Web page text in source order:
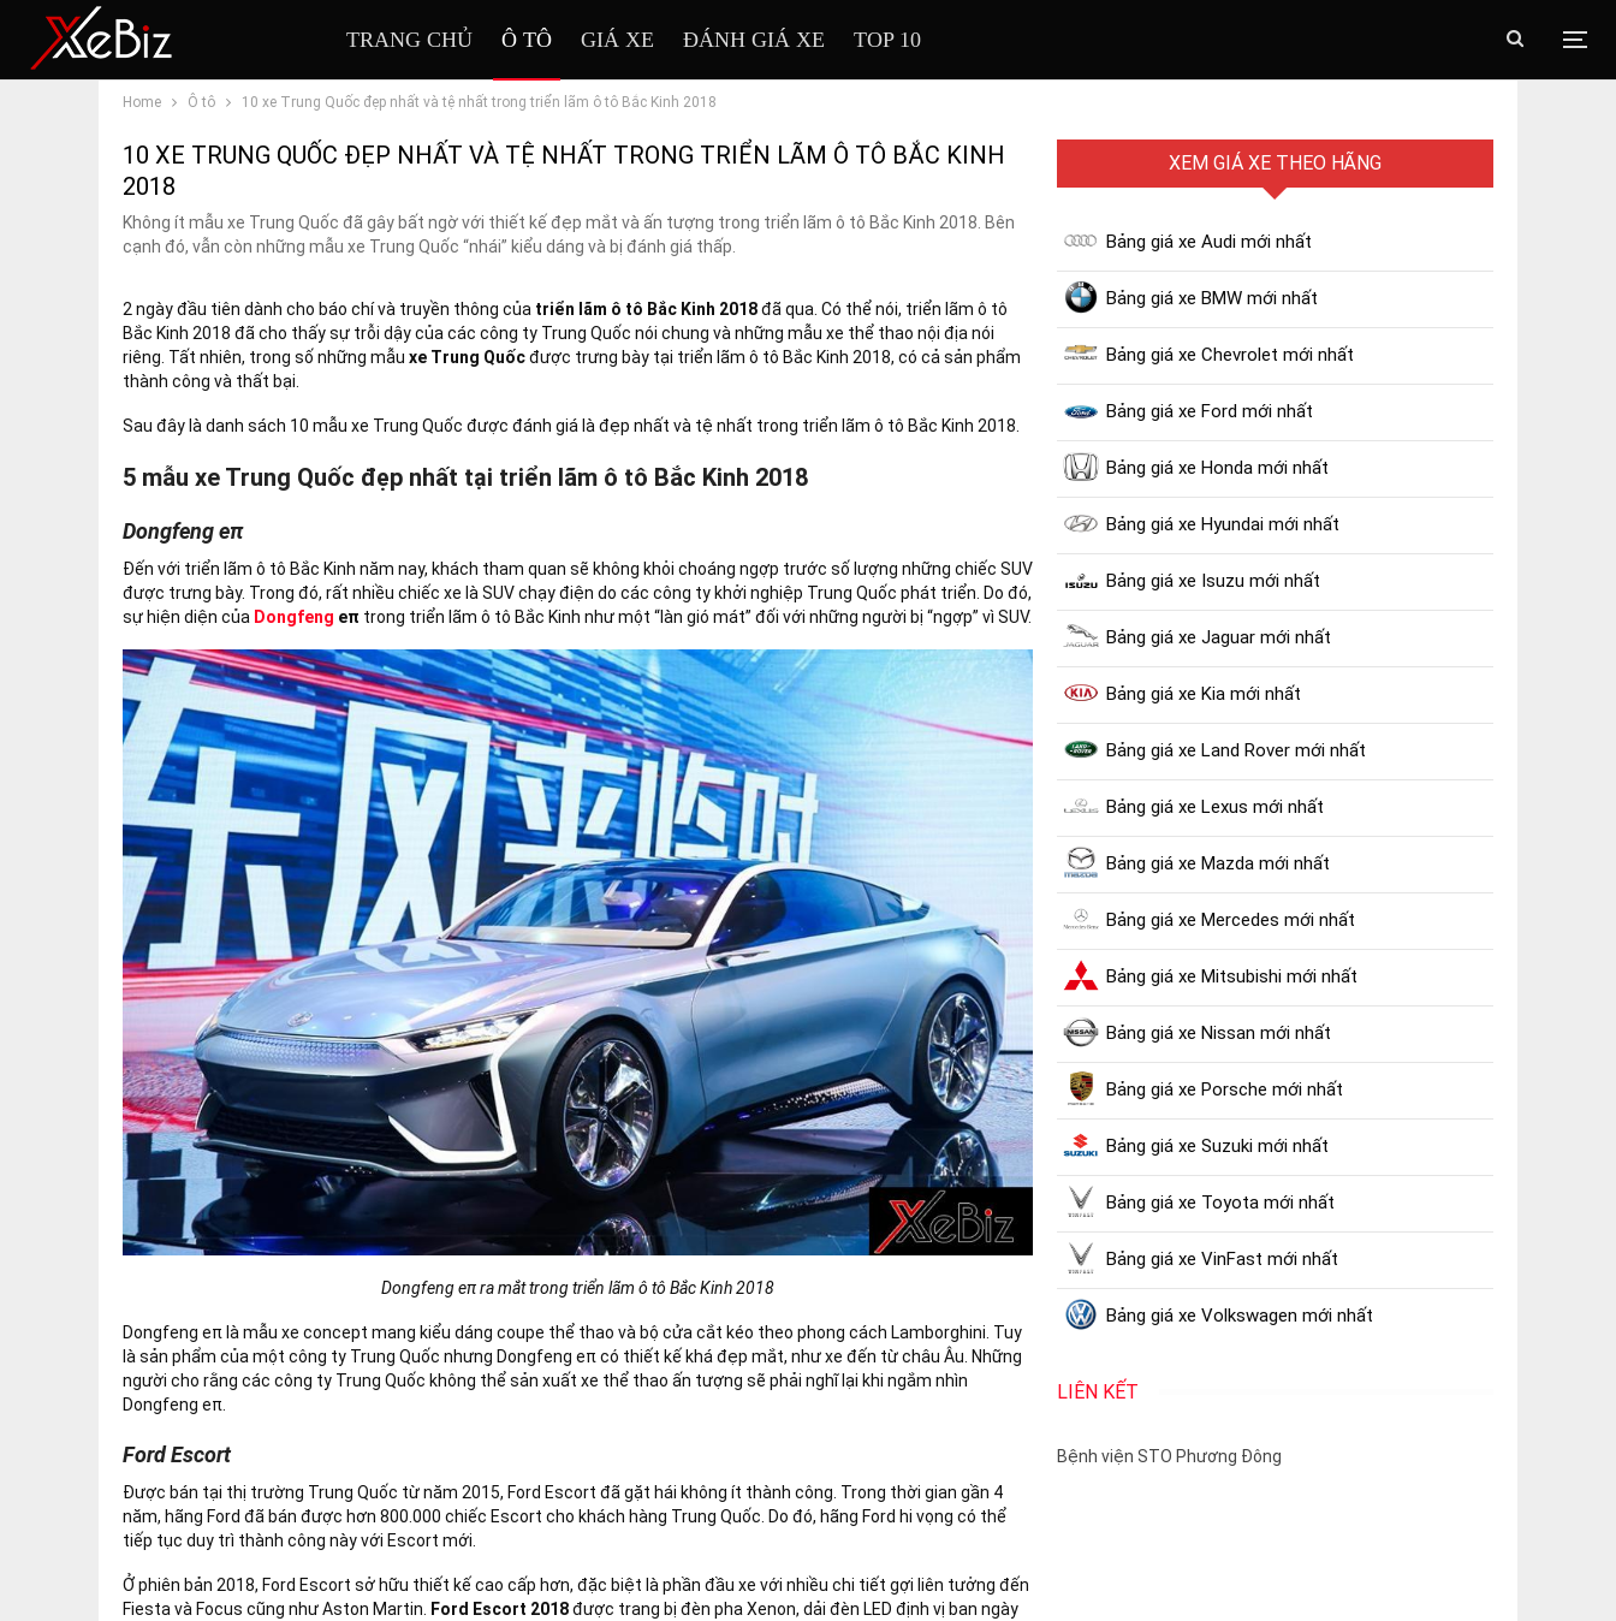
TRANG CHỦ Ô TÔ GIÁ XE ĐÁNH GIÁ XE TOP 10
Home Ô tô 10 xe Trung Quốc đẹp nhất và tệ nhất trong triển lãm ô tô Bắc Kinh 2018
10 XE TRUNG QUỐC ĐẸP NHẤT VÀ TỆ NHẤT TRONG TRIỂN LÃM Ô TÔ BẮC KINH
2018
Không ít mẫu xe Trung Quốc đã gây bất ngờ với thiết kế đẹp mắt và ấn tượng trong triển lãm ô tô Bắc Kinh 2018. Bên
cạnh đó, vẫn còn những mẫu xe Trung Quốc “nhái” kiểu dáng và bị đánh giá thấp.
2 ngày đầu tiên dành cho báo chí và truyền thông của triển lãm ô tô Bắc Kinh 2018đã qua. Có thể nói, triển lãm ô tô
Bắc Kinh 2018 đã cho thấy sự trỗi dậy của các công ty Trung Quốc nói chung và những mẫu xe thể thao nội địa nói
riêng. Tất nhiên, trong số những mẫu xe Trung Quốcđược trưng bày tại triển lãm ô tô Bắc Kinh 2018, có cả sản phẩm
thành công và thất bại.
Sau đây là danh sách 10 mẫu xe Trung Quốc được đánh giá là đẹp nhất và tệ nhất trong triển lãm ô tô Bắc Kinh 2018.
5 mẫu xe Trung Quốc đẹp nhất tại triển lãm ô tô Bắc Kinh 2018
Dongfeng eπ
Đến với triển lãm ô tô Bắc Kinh năm nay, khách tham quan sẽ không khỏi choáng ngợp trước số lượng những chiếc SUV
được trưng bày. Trong đó, rất nhiều chiếc xe là SUV chạy điện do các công ty khởi nghiệp Trung Quốc phát triển. Do đó,
sự hiện diện của Dongfeng eπ trong triển lãm ô tô Bắc Kinh như một “làn gió mát” đối với những người bị “ngợp” vì SUV.
Dongfeng eπ ra mắt trong triển lãm ô tô Bắc Kinh 2018
Dongfeng eπ là mẫu xe concept mang kiểu dáng coupe thể thao và bộ cửa cắt kéo theo phong cách Lamborghini. Tuy
là sản phẩm của một công ty Trung Quốc nhưng Dongfeng eπ có thiết kế khá đẹp mắt, như xe đến từ châu Âu. Những
người cho rằng các công ty Trung Quốc không thể sản xuất xe thể thao ấn tượng sẽ phải nghĩ lại khi ngắm nhìn
Dongfeng eπ.
Ford Escort
Được bán tại thị trường Trung Quốc từ năm 2015, Ford Escort đã gặt hái không ít thành công. Trong thời gian gần 4
năm, hãng Ford đã bán được hơn 800.000 chiếc Escort cho khách hàng Trung Quốc. Do đó, hãng Ford hi vọng có thể
tiếp tục duy trì thành công này với Escort mới.
Ở phiên bản 2018, Ford Escort sở hữu thiết kế cao cấp hơn, đặc biệt là phần đầu xe với nhiều chi tiết gợi liên tưởng đến
Fiesta và Focus cũng như Aston Martin. Ford Escort 2018được trang bị đèn pha Xenon, dải đèn LED định vị ban ngày
XEM GIÁ XE THEO HÃNG
Bảng giá xe Audi mới nhất
Bảng giá xe BMW mới nhất
Bảng giá xe Chevrolet mới nhất
Bảng giá xe Ford mới nhất
Bảng giá xe Honda mới nhất
Bảng giá xe Hyundai mới nhất
Bảng giá xe Isuzu mới nhất
Bảng giá xe Jaguar mới nhất
Bảng giá xe Kia mới nhất
Bảng giá xe Land Rover mới nhất
Bảng giá xe Lexus mới nhất
Bảng giá xe Mazda mới nhất
Bảng giá xe Mercedes mới nhất
Bảng giá xe Mitsubishi mới nhất
Bảng giá xe Nissan mới nhất
Bảng giá xe Porsche mới nhất
Bảng giá xe Suzuki mới nhất
Bảng giá xe Toyota mới nhất
Bảng giá xe VinFast mới nhất
Bảng giá xe Volkswagen mới nhất
LIÊN KẾT
Bệnh viện STO Phương Đông